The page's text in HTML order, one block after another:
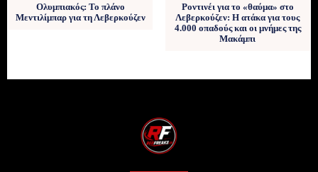
Ολυμπιακός: Το πλάνο
Μεντιλίμπαρ για τη Λεβερκούζεν
Ροντινέι για το «θαύμα» στο
Λεβερκούζεν: Η ατάκα για τους
4.000 οπαδούς και οι μνήμες της
Μακάμπι